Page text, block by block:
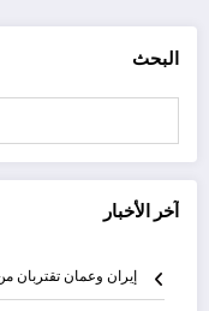
البحث
آخر الأخبار
إيران وعمان تقتربان